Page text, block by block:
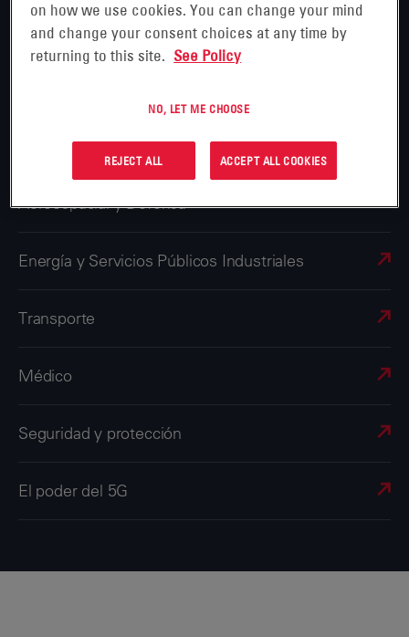
Redes de comunicación
Centros de datos
Aeroespacial y Defensa
Energía y Servicios Públicos Industriales
Transporte
Médico
Seguridad y protección
El poder del 5G
on how we use cookies. You can change your mind
and change your consent choices at any time by
returning to this site. See Policy
NO, LET ME CHOOSE
REJECT ALL ACCEPT ALL COOKIES